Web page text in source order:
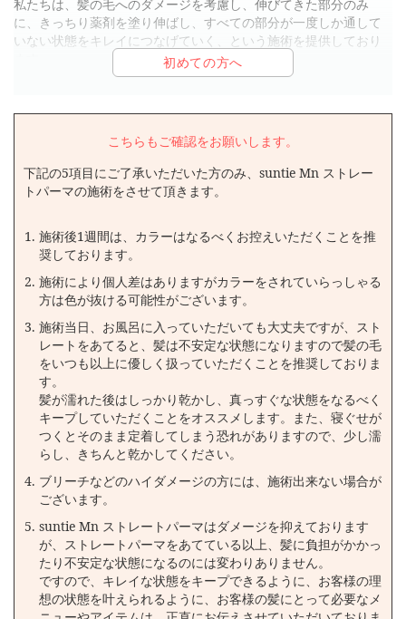
私たちは、髪の毛へのダメージを考慮し、伸びてきた部分のみ
に、きっちり薬剤を塗り伸ばし、すべての部分が一度しか通して
いない状態をキレイにつなげていく、という施術を提供しており
は髪の毛が根元から伸びてきた部分のsuntie Mn ストレートパー
※“半永久的に伸びる”というのは、お客様の髪質によっても異なり
ます。
仮に全頭あてるとしても、3回までが限界で、4回全頭あてるとい
うことはしないと考えております。
毎回、全頭にsuntie Mn ストレートパーマをあててしまうと、一
度施術した部分は3回、4回…とストレートが繰り返しあたってし
まう状態になり、よりダメージを負ってしまいます。
予めご了承くださいませ。
※初回来店の初めてのお客様に関しては、他店での施術履歴が
分からないため、初めから全頭をさせていただくことは稀で
す。ご来店後、カウンセリングさせていただいた上で、全頭を
いうことを目指しておりません。
お客様と“育てるストレート”ということを目的としているた
め、一度でキレイにしたいというお客様は、〈一度で綺麗にな
る〉とうたっている美容室へ行かれることをオススメします。
こちらもご確認をお願いします。
下記の5項目にご了承いただいた方のみ、suntie Mn ストレー
トパーマの施術をさせて頂きます。
施術後1週間は、カラーはなるべくお控えいただくことを推
奨しております。
施術により個人差はありますがカラーをされていらっしゃる
方は色が抜ける可能性がございます。
施術当日、お風呂に入っていただいても大丈夫ですが、スト
レートをあてると、髪は不安定な状態になりますので髪の毛
をいつも以上に優しく扱っていただくことを推奨しておりま
す。
髪が濡れた後はしっかり乾かし、真っすぐな状態をなるべく
キープしていただくことをオススメします。また、寝ぐせが
つくとそのまま定着してしまう恐れがありますので、少し濡
らし、きちんと乾かしてください。
ブリーチなどのハイダメージの方には、施術出来ない場合が
ございます。
suntie Mn ストレートパーマはダメージを抑えております
が、ストレートパーマをあてている以上、髪に負担がかかっ
たり不安定な状態になるのには変わりありません。
ですので、キレイな状態をキープできるように、お客様の理
想の状態を叶えられるように、お客様の髪にとって必要なメ